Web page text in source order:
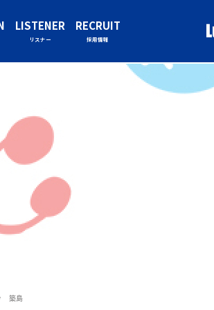
LISTENER
リスナー
RECRUIT
採用情報
築島